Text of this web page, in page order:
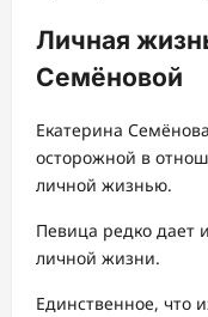
Личная
Семёновой
Екатерина
осторожной в
личной жизнью.
Певица редко дает
личной жизни.
Единственное, что